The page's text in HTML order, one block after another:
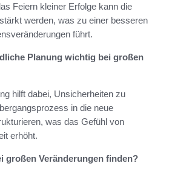
Feiern kleiner Erfolge kann die
werden, was zu einer besseren
führt.
Planung wichtig bei großen
hilft dabei, Unsicherheiten zu
in die neue
was das Gefühl von
erhöht.
großen Veränderungen finden?